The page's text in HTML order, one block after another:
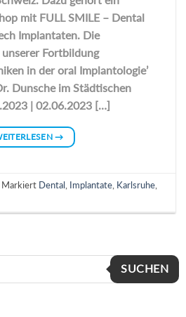
mit FULL SMILE – Dental
Implantaten. Die
Fortbildung
in der oral Implantologie’
Dunsche im Städtischen
| 02.06.2023 […]
→
Markiert Dental Implantate Karlsruhe
SUCHEN